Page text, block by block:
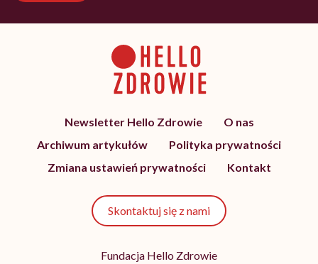
Newsletter Hello Zdrowie
O nas
Archiwum artykułów
Polityka prywatności
Zmiana ustawień prywatności
Kontakt
Skontaktuj się z nami
Fundacja Hello Zdrowie